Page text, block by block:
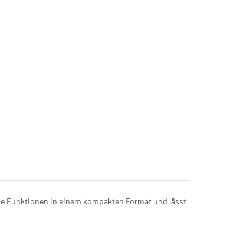
Funktionen in einem kompakten Format und lässt